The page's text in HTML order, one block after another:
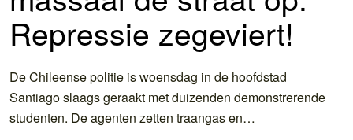
Repressie zegeviert!
De Chileense politie is woensdag in de hoofdstad
Santiago slaags geraakt met duizenden demonstrerende
studenten. De agenten zetten traangas en…